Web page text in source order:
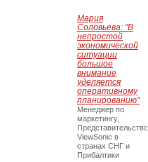
Мария
Соловьева: "В
непростой
экономической
ситуации
большое
внимание
уделяется
оперативному
планированию"
Менеджер по
маркетингу,
Представительство
ViewSonic в
странах СНГ и
Прибалтики